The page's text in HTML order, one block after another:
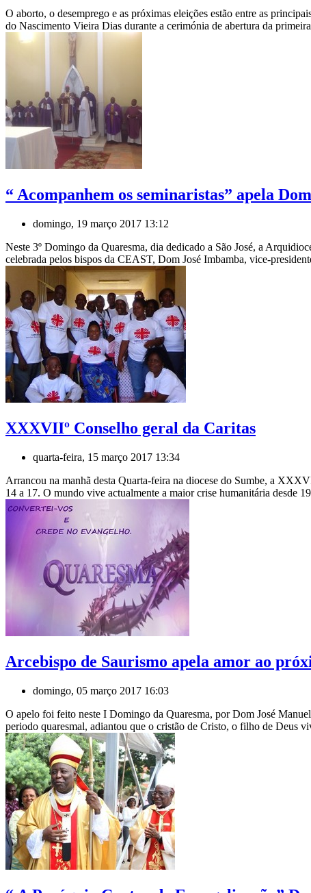
O aborto, o desemprego e as próximas eleições estão entre as
do Nascimento Vieira Dias durante a cerimónia de abertura da
“ Acompanhem os seminaristas” apela
domingo, 19 março 2017 13:12
Neste 3º Domingo da Quaresma, dia dedicado a São José, a
celebrada pelos bispos da CEAST, Dom José Imbamba, vice-
XXXVIIº Conselho geral da Caritas
quarta-feira, 15 março 2017 13:34
Arrancou na manhã desta Quarta-feira na diocese do Sumbe, a
14 a 17. O mundo vive actualmente a maior crise humanitária desde
Arcebispo de Saurismo apela amor ao
domingo, 05 março 2017 16:03
O apelo foi feito neste I Domingo da Quaresma, por Dom José
periodo quaresmal, adiantou que o cristão de Cristo, o filho de Deus